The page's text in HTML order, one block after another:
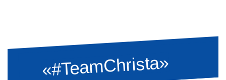
«#TeamChrista»